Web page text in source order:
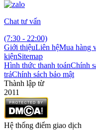
Chat tư vấn
(7:30 - 22:00)
Giới thiệuLiên hệMua hàng
kiệnSitemap
Hình thức thanh toánChính
trảChính sách bảo mật
Thành lập từ
2011
Hệ thống điểm giao dịch